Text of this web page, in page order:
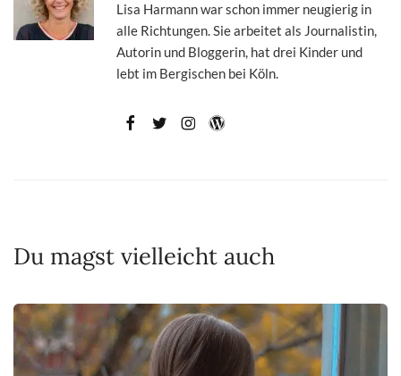
Lisa Harmann war schon immer neugierig in
alle Richtungen. Sie arbeitet als Journalistin,
Autorin und Bloggerin, hat drei Kinder und
lebt im Bergischen bei Köln.
Du magst vielleicht auch